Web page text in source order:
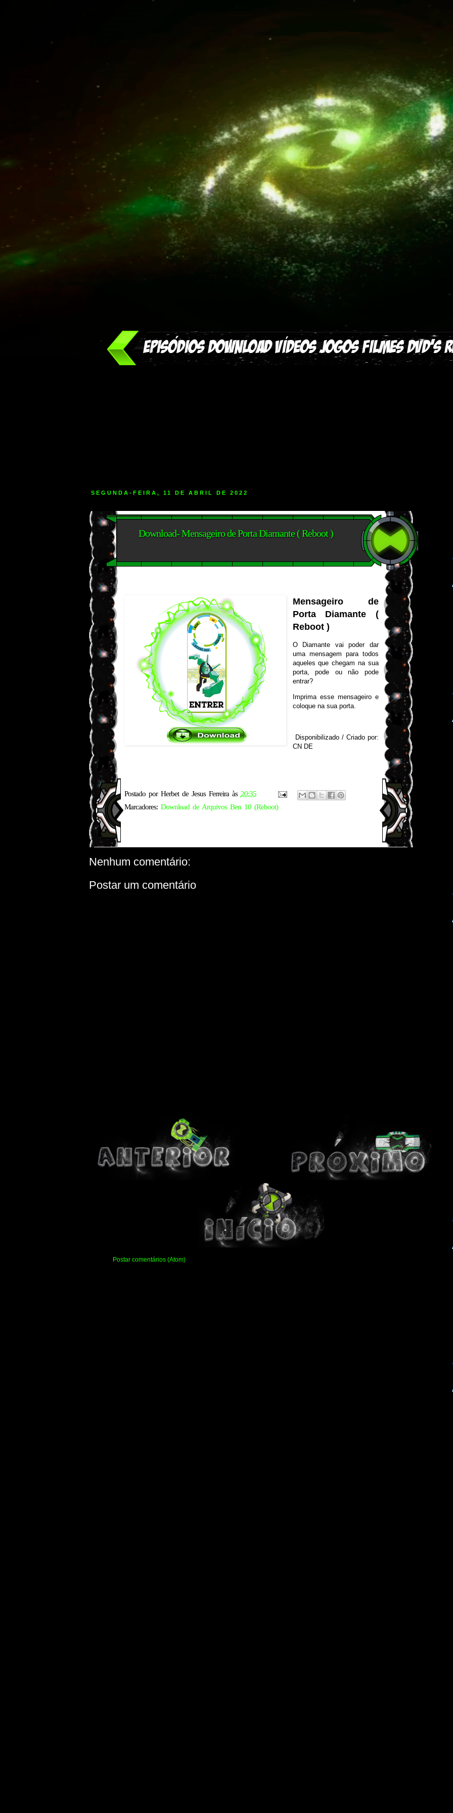
SEGUNDA-FEIRA, 11 DE ABRIL DE 2022
Download- Mensageiro de Porta Diamante ( Reboot )
Mensageiro de
Porta Diamante (
Reboot )
O Diamante vai poder dar
uma mensagem para todos
aqueles que chegam na sua
porta, pode ou não pode
entrar?
Imprima esse mensageiro e
coloque na sua porta.
Disponibilizado / Criado por:
CN DE
Postado por Herbet de Jesus Ferreira às 20:35
Marcadores: Download de Arquivos Ben 10 (Reboot)
Nenhum comentário:
Postar um comentário
Postar comentários (Atom)